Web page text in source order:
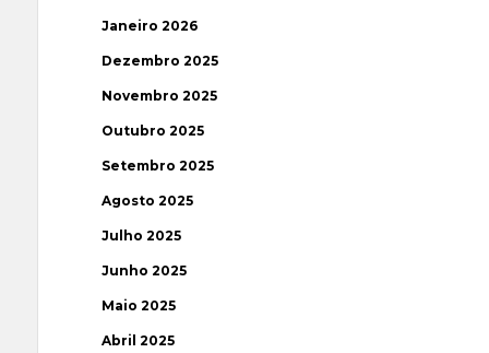
Janeiro 2026
Dezembro 2025
Novembro 2025
Outubro 2025
Setembro 2025
Agosto 2025
Julho 2025
Junho 2025
Maio 2025
Abril 2025